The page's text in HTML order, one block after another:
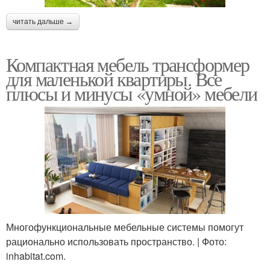
читать дальше →
Компактная мебель трансформер
для маленькой квартиры. Все
плюсы и минусы «умной» мебели
Многофункциональные мебельные системы помогут
рационально использовать пространство. | Фото:
inhabitat.com.